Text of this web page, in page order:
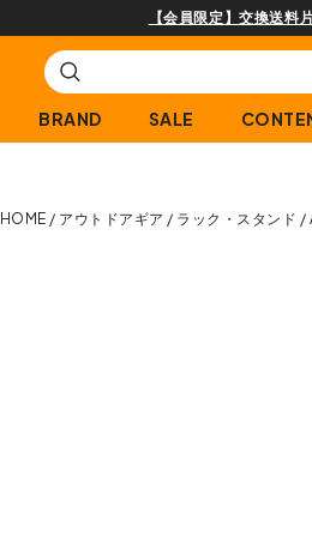
【会員限定】交換送料
BRAND SALE
HOME アウトドアギア ラック・スタンド